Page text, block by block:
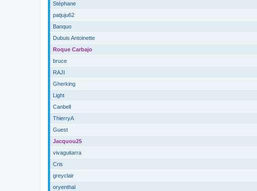
Stéphane
patjuju62
Banquo
Dubuis Antoinette
Roque Carbajo
bruce
RAJI
Gherking
Light
Canbell
ThierryA
Guest
Jacquou25
vivaguitarra
Cris
greyclair
oryenthal